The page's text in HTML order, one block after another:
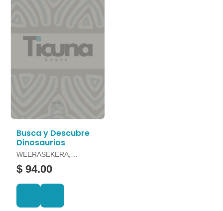
Busca y Descubre
Dinosaurios
WEERASEKERA,
REBECCA
$ 94.00